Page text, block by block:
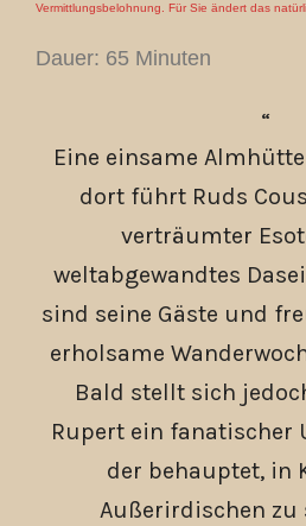
Vermittlungsbelohnung. Für Sie ändert das
Dauer: 65 Minuten
Eine einsame
dort führt Ruds
verträumter
weltabgewandtes
sind seine Gäste und
erholsame
Bald stellt sich
Rupert ein fanatischer
der behauptet, in
Außerirdischen zu